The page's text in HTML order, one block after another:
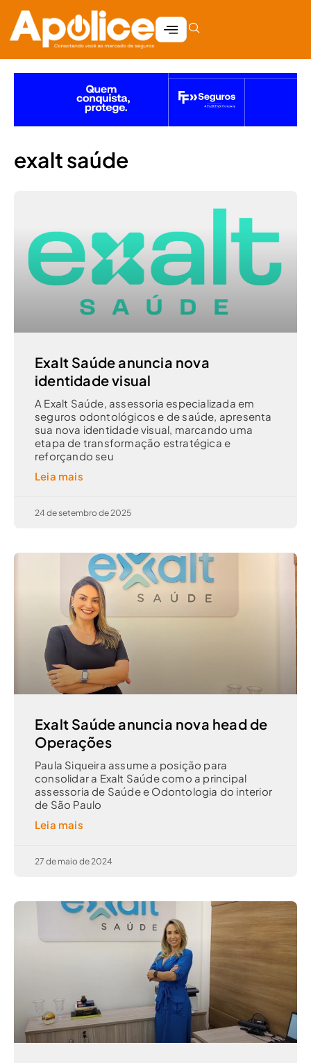
exalt saúde
Exalt Saúde anuncia nova
identidade visual
A Exalt Saúde, assessoria especializada em
seguros odontológicos e de saúde, apresenta
sua nova identidade visual, marcando uma
etapa de transformação estratégica e
reforçando seu
Leia mais
24 de setembro de 2025
Exalt Saúde anuncia nova head de
Operações
Paula Siqueira assume a posição para
consolidar a Exalt Saúde como a principal
assessoria de Saúde e Odontologia do interior
de São Paulo
Leia mais
27 de maio de 2024